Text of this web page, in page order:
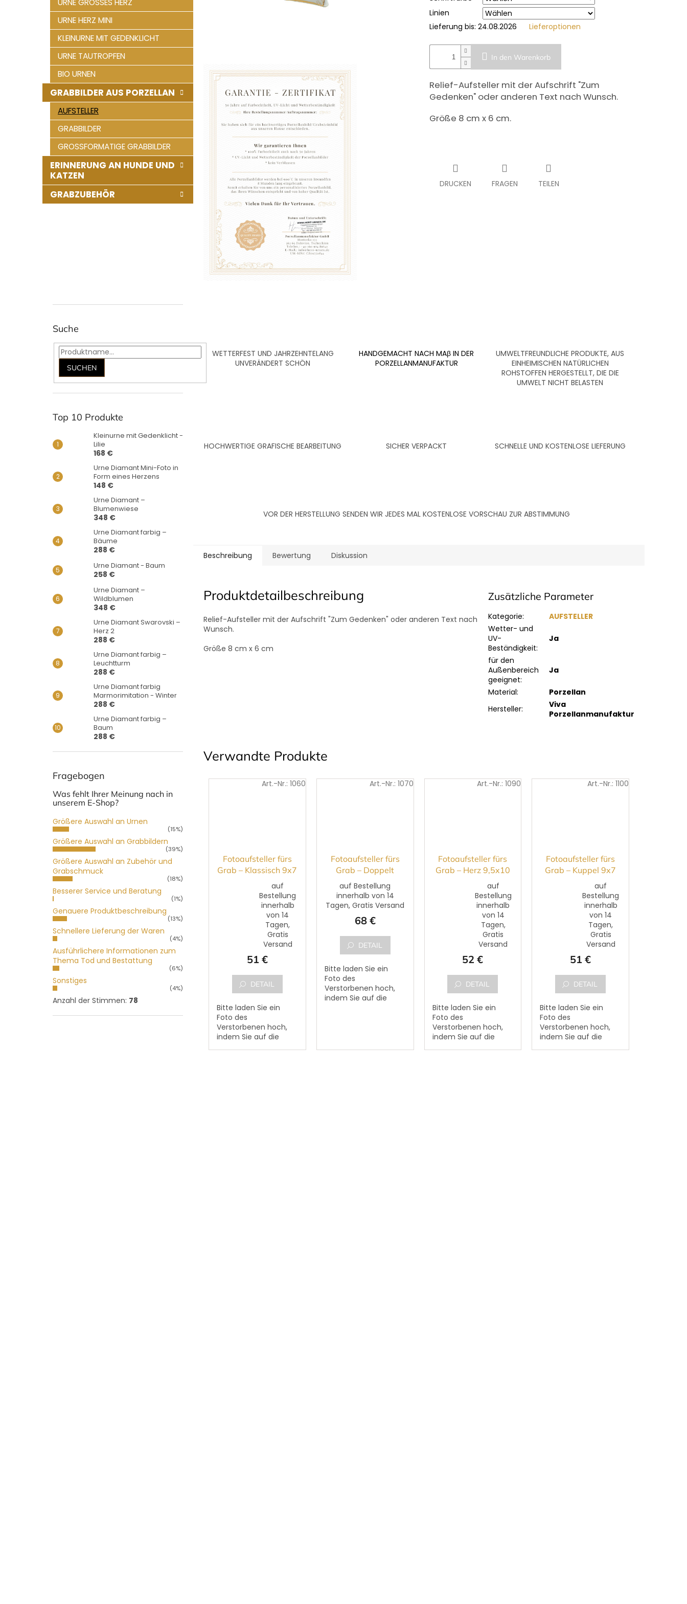
URNE GROSSES HERZ
URNE HERZ MINI
KLEINURNE MIT GEDENKLICHT
URNE TAUTROPFEN
BIO URNEN
GRABBILDER AUS PORZELLAN
AUFSTELLER
GRABBILDER
GROSSFORMATIGE GRABBILDER
ERINNERUNG AN HUNDE UND
KATZEN
GRABZUBEHÖR
Suche
SUCHEN
Top 10 Produkte
Kleinurne mit Gedenklicht -
Lilie
168 €
Urne Diamant Mini-Foto in
Form eines Herzens
148 €
Urne Diamant –
Blumenwiese
348 €
Urne Diamant farbig –
Bäume
288 €
Urne Diamant - Baum
258 €
Urne Diamant –
Wildblumen
348 €
Urne Diamant Swarovski –
Herz 2
288 €
Urne Diamant farbig –
Leuchtturm
288 €
Urne Diamant farbig
Marmorimitation - Winter
288 €
Urne Diamant farbig –
Baum
288 €
Fragebogen
Was fehlt Ihrer Meinung nach in
unserem E-Shop?
Größere Auswahl an Urnen
(15%)
Größere Auswahl an Grabbildern
(39%)
Größere Auswahl an Zubehör und
Grabschmuck
(18%)
Besserer Service und Beratung
(1%)
Genauere Produktbeschreibung
(13%)
Schnellere Lieferung der Waren
(4%)
Ausführlichere Informationen zum
Thema Tod und Bestattung
(6%)
Sonstiges
(4%)
Anzahl der Stimmen: 78
Linien
Lieferung bis: 24.08.2026 Lieferoptionen
In den Warenkorb
Relief-Aufsteller mit der Aufschrift "Zum
Gedenken" oder anderen Text nach Wunsch.
Größe 8 cm x 6 cm.
DRUCKEN FRAGEN TEILEN
WETTERFEST UND JAHRZEHNTELANG
UNVERÄNDERT SCHÖN
HANDGEMACHT NACH MAβ IN DER
PORZELLANMANUFAKTUR
UMWELTFREUNDLICHE PRODUKTE, AUS
EINHEIMISCHEN NATÜRLICHEN
ROHSTOFFEN HERGESTELLT, DIE DIE
UMWELT NICHT BELASTEN
HOCHWERTIGE GRAFISCHE BEARBEITUNG SICHER VERPACKT SCHNELLE UND KOSTENLOSE LIEFERUNG
VOR DER HERSTELLUNG SENDEN WIR JEDES MAL KOSTENLOSE VORSCHAU ZUR ABSTIMMUNG
Verwandte Produkte
Fotoaufsteller fürs
Grab – Klassisch 9x7
durchschnittliche
Produktbewertung
Sternen.
auf
Bestellung
innerhalb
von 14
Tagen,
Gratis
Versand
51 €
DETAIL
Bitte laden Sie ein
Foto des
Verstorbenen hoch,
indem Sie auf die
Art.-Nr.: 1060
Fotoaufsteller fürs
Grab – Doppelt
9,5x12 cm
auf Bestellung
innerhalb von 14
Tagen, Gratis Versand
68 €
DETAIL
Bitte laden Sie ein
Foto des
Verstorbenen hoch,
indem Sie auf die
Art.-Nr.: 1070
Fotoaufsteller fürs
Grab – Herz 9,5x10
durchschnittliche
Produktbewertung
Sternen.
auf
Bestellung
innerhalb
von 14
Tagen,
Gratis
Versand
52 €
DETAIL
Bitte laden Sie ein
Foto des
Verstorbenen hoch,
indem Sie auf die
Art.-Nr.:1090
Fotoaufsteller fürs
Grab – Kuppel 9x7
durchschnittliche
Produktbewertung
Sternen.
auf
Bestellung
innerhalb
von 14
Tagen,
Gratis
Versand
51 €
DETAIL
Bitte laden Sie ein
Foto des
Verstorbenen hoch,
indem Sie auf die
Art.-Nr.: 1100
Beschreibung Bewertung Diskussion
Produktdetailbeschreibung
Relief-Aufsteller mit der Aufschrift "Zum Gedenken" oder anderen Text nach
Wunsch.
Größe 8 cm x 6 cm
Zusätzliche Parameter
Kategorie:
AUFSTELLER
Wetter- und
UV-
Beständigkeit:
Ja
für den
Außenbereich
geeignet:
Ja
Material:
Porzellan
Hersteller:
Viva
Porzellanmanufaktur